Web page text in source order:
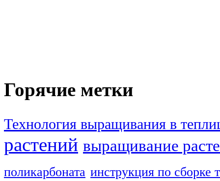
Горячие метки
Технология выращивания в
растений выращивание
поликарбоната инструкция по сборке